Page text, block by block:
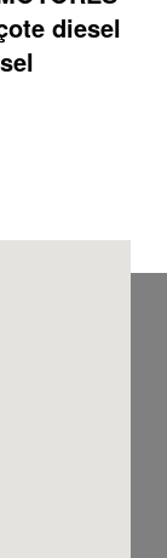
diesel